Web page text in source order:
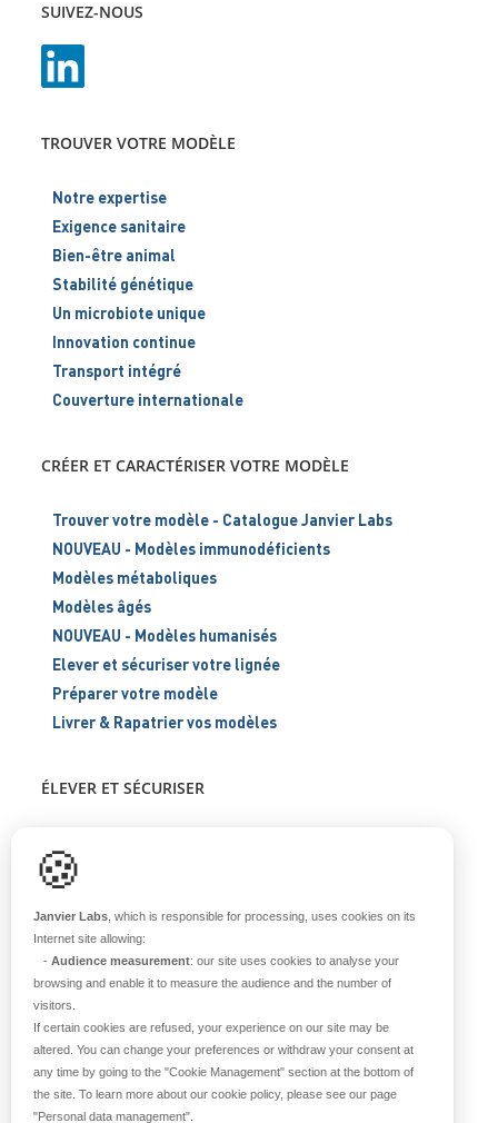
SUIVEZ-NOUS
TROUVER VOTRE MODÈLE
Notre expertise
Exigence sanitaire
Bien-être animal
Stabilité génétique
Un microbiote unique
Innovation continue
Transport intégré
Couverture internationale
CRÉER ET CARACTÉRISER VOTRE MODÈLE
Trouver votre modèle - Catalogue Janvier Labs
NOUVEAU - Modèles immunodéficients
Modèles métaboliques
Modèles âgés
NOUVEAU - Modèles humanisés
Elever et sécuriser votre lignée
Préparer votre modèle
Livrer & Rapatrier vos modèles
ÉLEVER ET SÉCURISER
Blog
À PROPOS
Notre histoire
Nos équipes
Nos valeurs
🍪
Janvier Labs , which is responsible for processing, uses cookies on its
Internet site allowing:
- Audience measurement: our site uses cookies to analyse your
browsing and enable it to measure the audience and the number of
visitors.
If certain cookies are refused, your experience on our site may be
altered. You can change your preferences or withdraw your consent at
any time by going to the "Cookie Management" section at the bottom of
the site. To learn more about our cookie policy, please see our page
"Personal data management"